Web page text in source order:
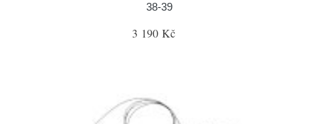
38-39
3 190 Kč